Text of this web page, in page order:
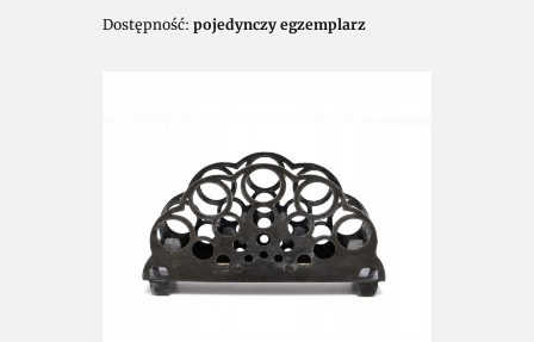
Dostępność: pojedynczy egzemplarz